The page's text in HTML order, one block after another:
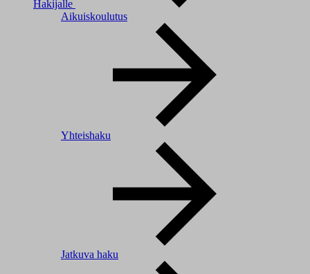
Hakijalle
Aikuiskoulutus
Yhteishaku
Jatkuva haku